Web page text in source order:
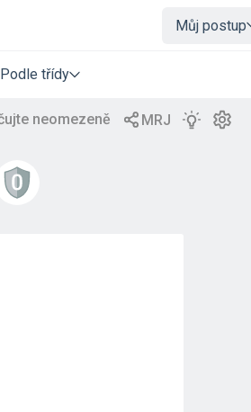
Můj postup
Podle třídy